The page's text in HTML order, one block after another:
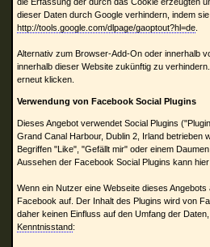
dieser Daten durch Google verhindern, indem
http://tools.google.com/dlpage/gaoptout?hl=de
Alternativ zum Browser-Add-On oder innerhalb
innerhalb dieser Website zukünftig zu
erneut klicken.
Verwendung von Facebook Social Plugins
Dieses Angebot verwendet Social Plugins
Grand Canal Harbour, Dublin 2, Irland betrieben
Begriffen "Like", "Gefällt mir" oder einem
Aussehen der Facebook Social Plugins kann
Wenn ein Nutzer eine Webseite dieses
Facebook auf. Der Inhalt des Plugins wird von
daher keinen Einfluss auf den Umfang der
Kenntnisstand: